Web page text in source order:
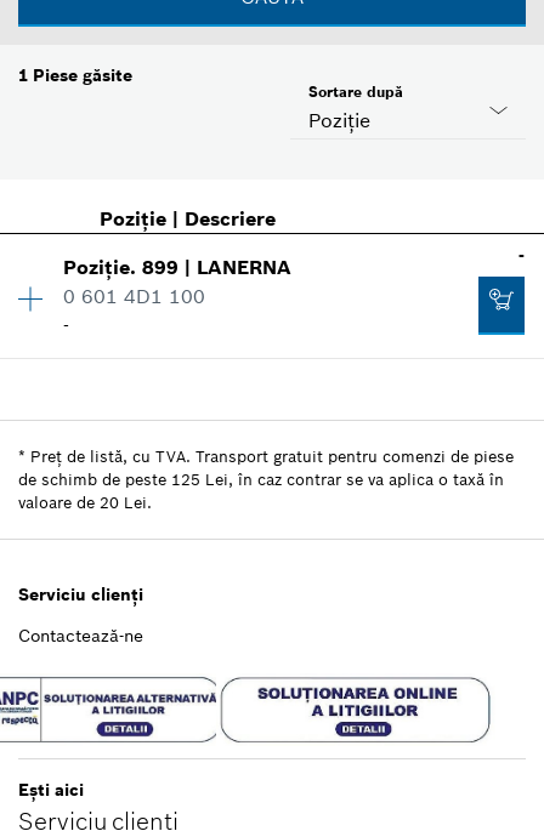
1 Piese găsite
Poziţie
Sortare după
Poziţie| Descriere
Poziție.899 | LANERNA
0 601 4D1 100
-
-
Informaţii piese de schimb
Unde se foloseşte
Arată figura
-
Adaugă în coş
* Preț de listă, cu TVA. Transport gratuit pentru comenzi de piese
de schimb de peste 125 Lei, în caz contrar se va aplica o taxă în
valoare de 20 Lei.
Serviciu clienţi
Contactează-ne
Eşti aici
Serviciu clienţi